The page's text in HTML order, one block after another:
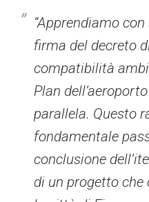
“Apprendiamo
firma del decreto
compatibilità
Plan
parallela. Questo
fondamentale
conclusione
di un progetto